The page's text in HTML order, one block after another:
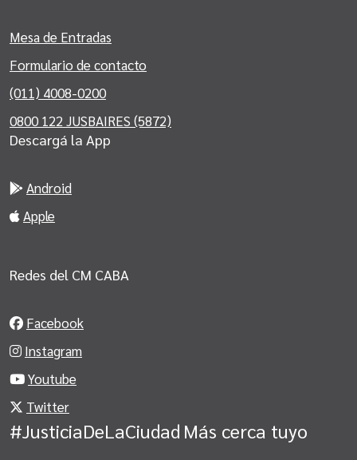
Mesa de Entradas
Formulario de contacto
(011) 4008-0200
0800 122 JUSBAIRES (5872)
Descargá la App
Android
Apple
Redes del CM CABA
Facebook
Instagram
Youtube
Twitter
#JusticiaDeLaCiudad Más cerca tuyo